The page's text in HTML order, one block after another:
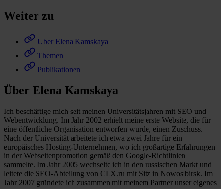
Weiter zu
Über Elena Kamskaya
Themen
Publikationen
Über Elena Kamskaya
Ich beschäftige mich seit meinen Universitätsjahren mit SEO und
Webentwicklung. Im Jahr 2002 erhielt meine erste Website, die für
eine öffentliche Organisation entworfen wurde, einen Zuschuss.
Nach der Universität arbeitete ich etwa zwei Jahre für ein
europäisches Hosting-Unternehmen, wo ich großartige Erfahrungen
in der Webseitenpromotion gemäß den Google-Richtlinien
sammelte. Im Jahr 2005 wechselte ich in den russischen Markt und
leitete die SEO-Abteilung von CLX.ru mit Sitz in Nowosibirsk. Im
Jahr 2007 gründete ich zusammen mit meinem Partner unser eigenes